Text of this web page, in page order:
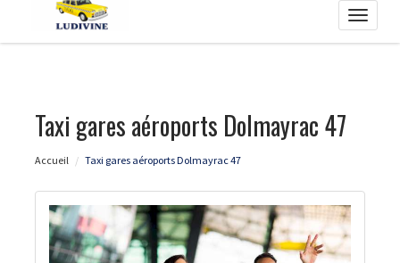
Toggle
Taxi gares aéroports Dolmayrac 47
Accueil Taxi gares aéroports Dolmayrac 47